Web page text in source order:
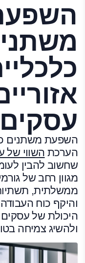
השפעת משתנים
הערכת השווי של
שחשוב להבין
מגוון רחב של
ממשלתית,
והיקף כוח
היכולת של עסקים
ולהשיג צמיחה